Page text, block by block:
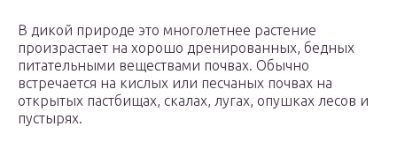
В дикой природе это многолетнее растение
произрастает на хорошо дренированных, бедных
питательными веществами почвах. Обычно
встречается на кислых или песчаных почвах на
открытых пастбищах, скалах, лугах, опушках лесов и
пустырях.